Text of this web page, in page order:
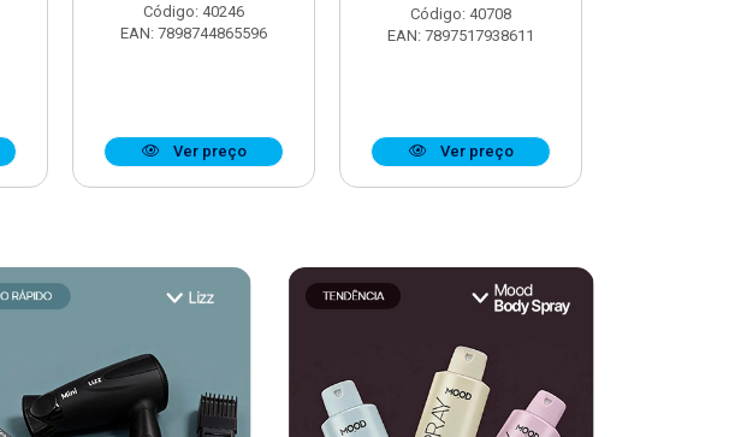
Código: 40246
EAN: 7898744865596
Ver preço
Código: 40708
EAN: 7897517938611
Ver preço